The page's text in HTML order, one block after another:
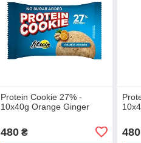
Protein Cookie 27% -
10x40g Orange Ginger
480₴ 480